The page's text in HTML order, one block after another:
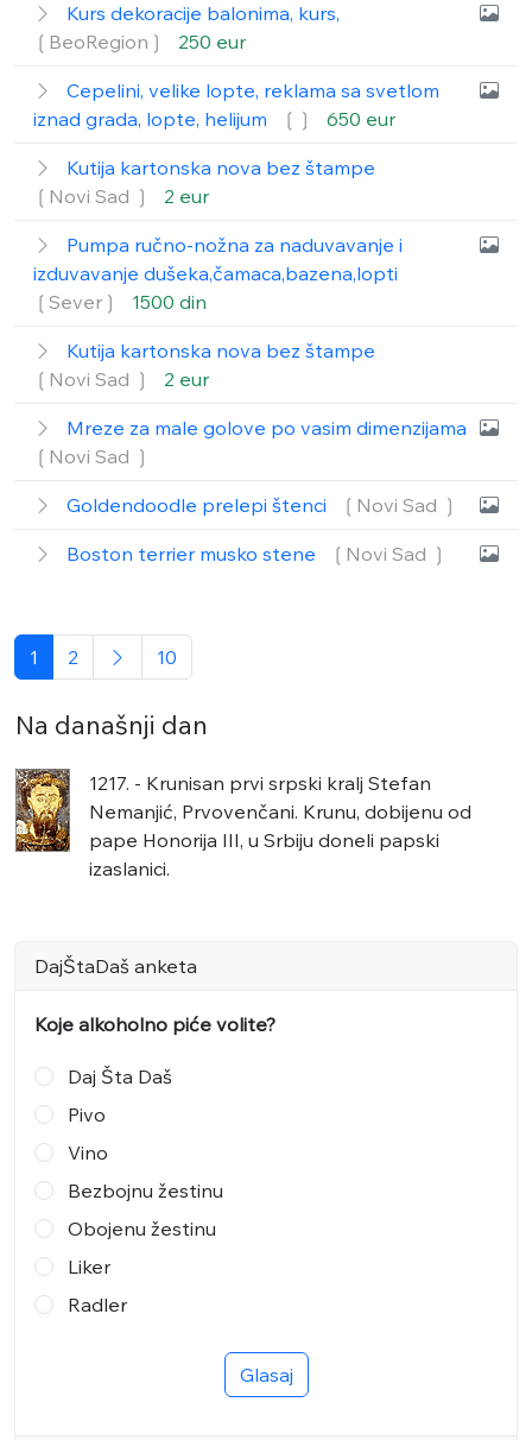
Kurs dekoracije balonima, kurs,
❲BeoRegion❳
250 eur
Cepelini, velike lopte, reklama sa svetlom
iznad grada, lopte, helijum
❲❳ 650 eur
Kutija kartonska nova bez štampe
❲Novi Sad ❳
2 eur
Pumpa ručno-nožna za naduvavanje i
izduvavanje dušeka,čamaca,bazena,lopti
❲Sever❳
1500 din
Kutija kartonska nova bez štampe
❲Novi Sad ❳
2 eur
Mreze za male golove po vasim dimenzijama
❲Novi Sad ❳
Goldendoodle prelepi štenci ❲Novi Sad ❳
Boston terrier musko stene ❲Novi Sad ❳
1 2 10
Na današnji dan
1217. - Krunisan prvi srpski kralj Stefan
Nemanjić, Prvovenčani. Krunu, dobijenu od
pape Honorija III, u Srbiju doneli papski
izaslanici.
DajŠtaDaš anketa
Koje alkoholno piće volite?
Daj Šta Daš
Pivo
Vino
Bezbojnu žestinu
Obojenu žestinu
Liker
Radler
Glasaj